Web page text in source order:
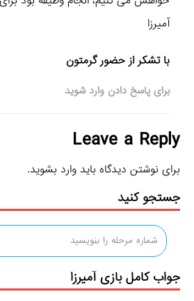
آمیرزا
با تشکر از حضور گرمتون
برای پاسخ دادن وارد شوید
Leave a Reply
برای نوشتن دیدگاه باید وارد بشوید.
جستجو کنید
جواب کامل بازی آمیرزا